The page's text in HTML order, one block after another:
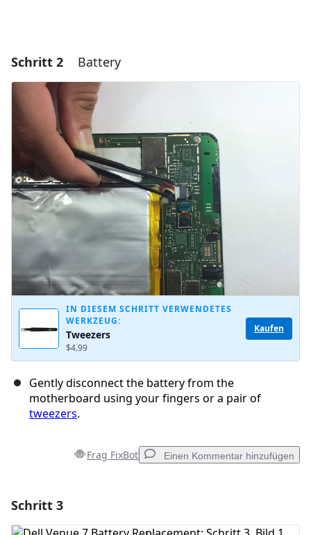
Schritt 2 Battery
IN DIESEM SCHRITT VERWENDETES
WERKZEUG:
Tweezers
$4.99
Kaufen
Gently disconnect the battery from the
motherboard using your fingers or a pair of
tweezers.
Frag FixBot Einen Kommentar hinzufügen
Schritt 3